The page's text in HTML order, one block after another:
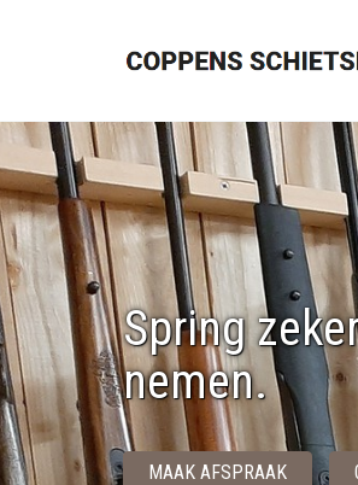
Spring
nemen.
MAAK AFSPRAAK